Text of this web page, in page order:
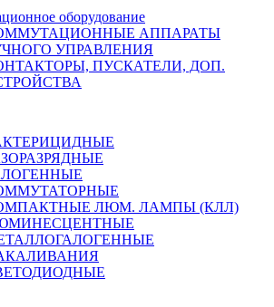
оборудование
АППАРАТЫ
УПРАВЛЕНИЯ
ПУСКАТЕЛИ, ДОП.
ЛЮМ. ЛАМПЫ (КЛЛ)